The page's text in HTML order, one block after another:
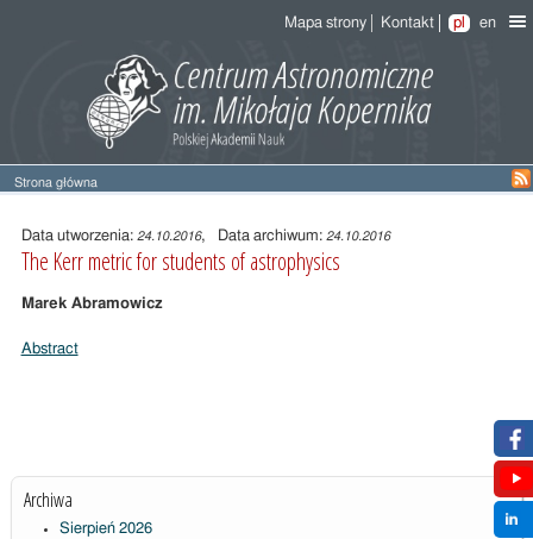
Mapa strony Kontakt pl en
Strona główna
Treść
wpisuData utworzenia: 24.10.2016, Data archiwum: 24.10.2016
The Kerr metric for students of astrophysics
Marek Abramowicz
Abstract
Archiwa
Sierpień 2026